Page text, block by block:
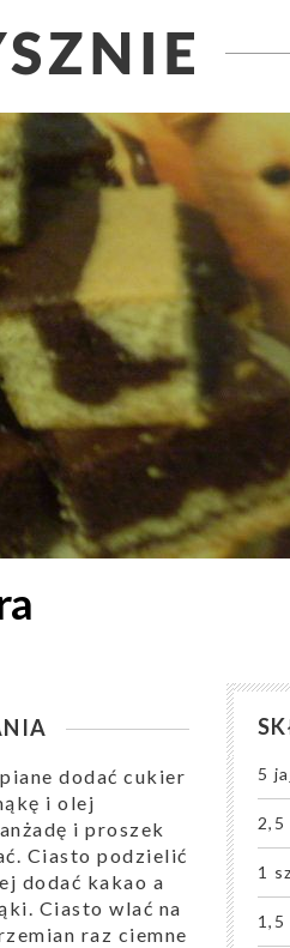
dodać cukier
i olej
i proszek
Ciasto podzielić
dodać kakao a
Ciasto wlać na
raz ciemne
5
2,5
1
1,5